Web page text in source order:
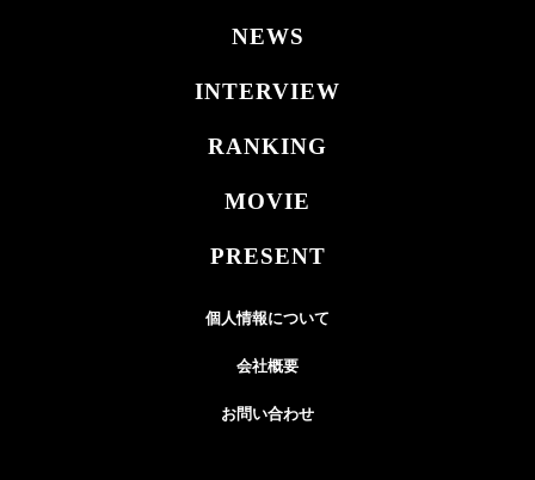
NEWS
INTERVIEW
RANKING
MOVIE
PRESENT
個人情報について
会社概要
お問い合わせ